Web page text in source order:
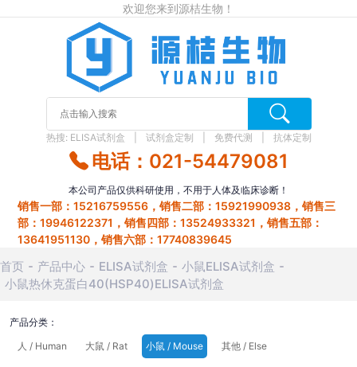
欢迎您来到源桔生物！
热搜: ELISA试剂盒 试剂盒定制 免费代测 抗体定制
电话：021-54479081
本公司产品仅供科研使用，不用于人体及临床诊断！
销售一部：15216759556，销售二部：15921990938，销售三
部：19946122371，销售四部：13524933321，销售五部：
13641951130，销售六部：17740839645
首页 产品中心 ELISA试剂盒
小鼠ELISA试剂盒
小鼠热休克蛋白40(HSP40)ELISA试剂盒
产品分类：
人 / Human
大鼠 / Rat 小鼠 / Mouse 其他 / Else